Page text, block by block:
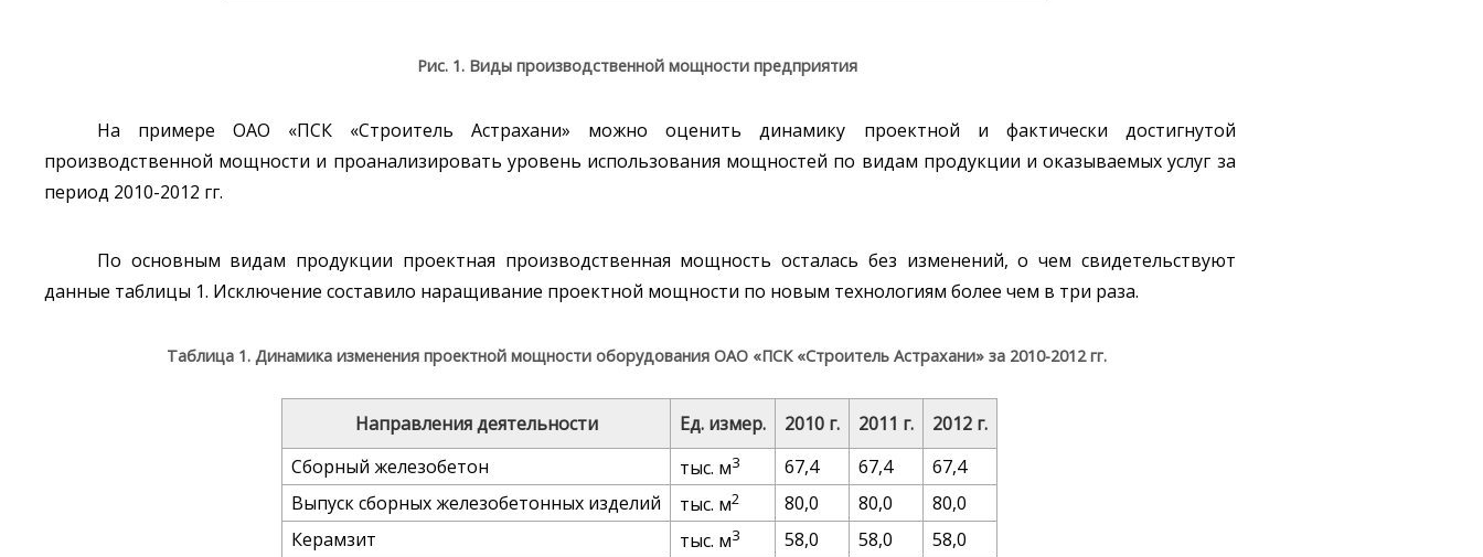
Рис. 1. Виды производственной мощности предприятия
На примере ОАО «ПСК «Строитель Астрахани» можно оценить динамику проектной и фактически достигнутой
производственной мощности и проанализировать уровень использования мощностей по видам продукции и оказываемых услуг за
период 2010-2012 гг.
По основным видам продукции проектная производственная мощность осталась без изменений, о чем свидетельствуют
данные таблицы 1. Исключение составило наращивание проектной мощности по новым технологиям более чем в три раза.
Таблица 1. Динамика изменения проектной мощности оборудования ОАО «ПСК «Строитель Астрахани» за 2010-2012 гг.
Направления деятельности Ед. измер. 2010 г. 2011 г.
2012 г.
Сборный железобетон
тыс. м3 67,4 67,4
67,4
Выпуск сборных железобетонных изделий
тыс. м2 80,0 80,0
80,0
Керамзит
тыс. м3 58,0 58,0
58,0